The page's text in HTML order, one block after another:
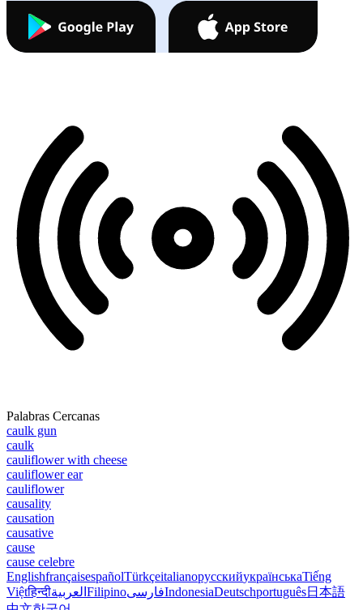
Palabras Cercanas
caulk gun
caulk
cauliflower with cheese
cauliflower ear
cauliflower
causality
causation
causative
cause
cause celebre
EnglishfrançaisespañolTürkçeitalianoрусскийукраїнськаTiếng
Việtहिन्दीالعربية FilipinoفارسیIndonesiaDeutschportuguês日本語